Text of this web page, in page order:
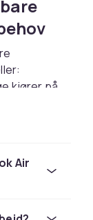
kjører på
macOS-
for
Air